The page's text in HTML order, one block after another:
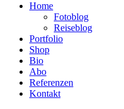
Home
Fotoblog
Reiseblog
Portfolio
Shop
Bio
Abo
Referenzen
Kontakt